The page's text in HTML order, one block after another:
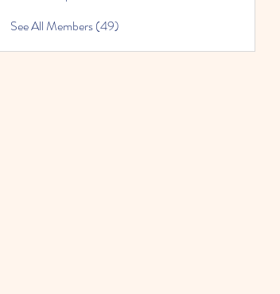
See All Members (49)